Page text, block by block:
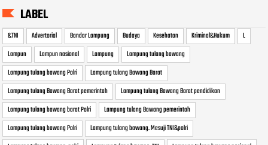
LABEL
&TNI Advertorial Bandar Lampung Budaya Kesehatan Kriminal&Hukum
L
Lampun
Lampun nasional Lampung
Lampung tulang bawang
Lampung tulang bawang Polri
Lampung tulang Bawang Barat
Lampung tulang Bawang Barat pemerintah
Lampung tulang Bawang Barat pendidikan
Lampung tulang bawang barat Polri
Lampung tulang Bawang pemerintah
Lampung tulang bawang Polri
Lampung tulang bawang. Mesuji TNI&polri